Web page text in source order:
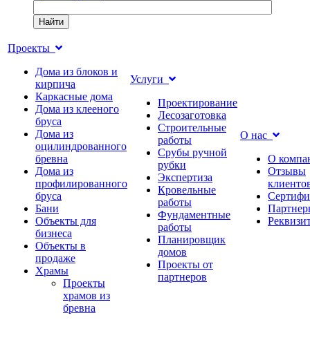
Найти
Проекты
Дома из блоков и
кирпича
Каркасные дома
Дома из клееного
бруса
Дома из
оцилиндрованного
бревна
Дома из
профилированного
бруса
Бани
Объекты для
бизнеса
Объекты в
продаже
Храмы
Проекты
храмов из
бревна
Услуги
Проектирование
Лесозаготовка
Строительные
работы
Срубы ручной
рубки
Экспертиза
Кровельные
работы
Фундаментные
работы
Планировщик
домов
Проекты от
партнеров
О нас
О
Отзывы